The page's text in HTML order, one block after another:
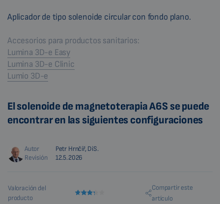
Aplicador de tipo solenoide circular con fondo plano.
Accesorios para productos sanitarios:
Lumina 3D-e Easy
Lumina 3D-e Clinic
Lumio 3D-e
El solenoide de magnetoterapia A6S se puede
encontrar en las siguientes configuraciones
Autor
Petr Hrnčíř, DiS.
Revisión
12.5.2026
Valoración del
producto
Compartir este
artículo